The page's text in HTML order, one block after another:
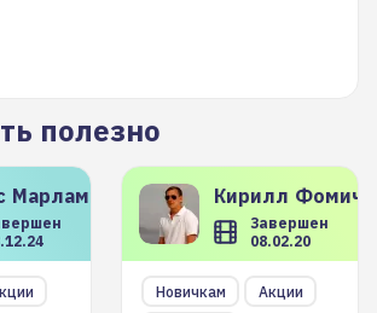
полезно
Марламов Кирилл
Завершен
08.02.20
Новичкам
Акции